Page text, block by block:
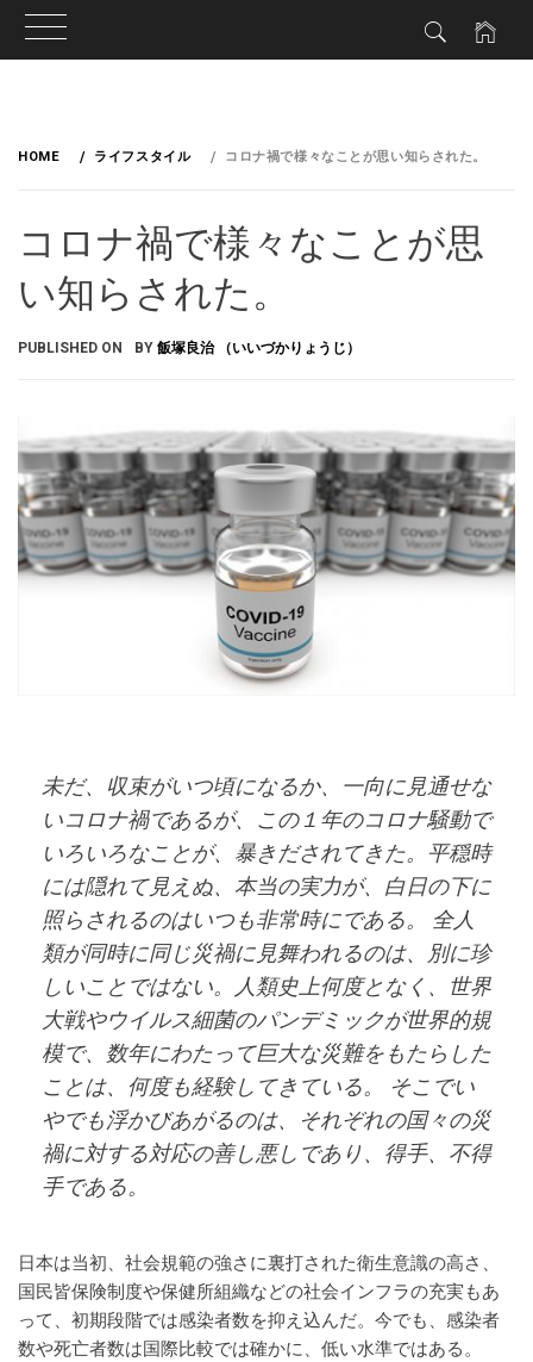
HOME ライフスタイル コロナ禍で様々なことが思い知らされた。
コロナ禍で様々なことが思
い知らされた。
PUBLISHED ON BY 飯塚良治 （いいづかりょうじ）
未だ、収束がいつ頃になるか、一向に見通せな
いコロナ禍であるが、この１年のコロナ騒動で
いろいろなことが、暴きだされてきた。平穏時
には隠れて見えぬ、本当の実力が、白日の下に
照らされるのはいつも非常時にである。 全人
類が同時に同じ災禍に見舞われるのは、別に珍
しいことではない。人類史上何度となく、世界
大戦やウイルス細菌のパンデミックが世界的規
模で、数年にわたって巨大な災難をもたらした
ことは、何度も経験してきている。 そこでい
やでも浮かびあがるのは、それぞれの国々の災
禍に対する対応の善し悪しであり、得手、不得
手である。
日本は当初、社会規範の強さに裏打された衛生意識の高さ、
国民皆保険制度や保健所組織などの社会インフラの充実もあ
って、初期段階では感染者数を抑え込んだ。今でも、感染者
数や死亡者数は国際比較では確かに、低い水準ではある。